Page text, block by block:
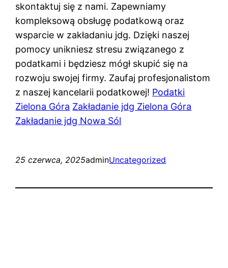
skontaktuj się z nami. Zapewniamy
kompleksową obsługę podatkową oraz
wsparcie w zakładaniu jdg. Dzięki naszej
pomocy unikniesz stresu związanego z
podatkami i będziesz mógł skupić się na
rozwoju swojej firmy. Zaufaj profesjonalistom
z naszej kancelarii podatkowej! Podatki
Zielona Góra Zakładanie jdg Zielona Góra
Zakładanie jdg Nowa Sól
25 czerwca, 2025adminUncategorized